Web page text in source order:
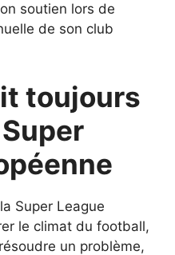
soutien lors de
de son club
toujours
Super
Super League
le climat du football,
un problème,